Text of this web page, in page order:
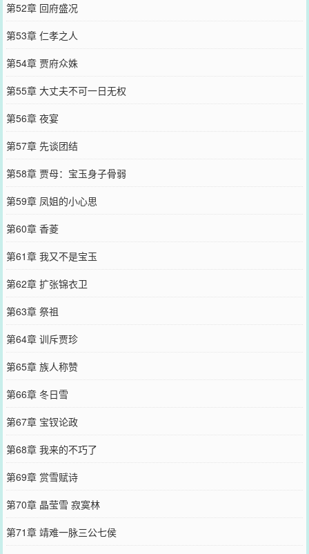
第52章 回府盛况
第53章 仁孝之人
第54章 贾府众姝
第55章 大丈夫不可一日无权
第56章 夜宴
第57章 先谈团结
第58章 贾母：宝玉身子骨弱
第59章 凤姐的小心思
第60章 香菱
第61章 我又不是宝玉
第62章 扩张锦衣卫
第63章 祭祖
第64章 训斥贾珍
第65章 族人称赞
第66章 冬日雪
第67章 宝钗论政
第68章 我来的不巧了
第69章 赏雪赋诗
第70章 晶莹雪 寂寞林
第71章 靖难一脉三公七侯